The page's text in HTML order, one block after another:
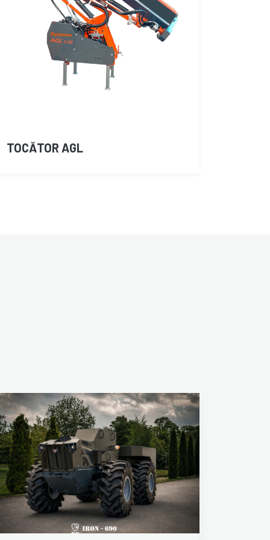
TOCĂTOR AGL